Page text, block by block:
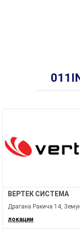
ВЕРТЕК СИСТЕМА
Драгана Ракича 14,
локации